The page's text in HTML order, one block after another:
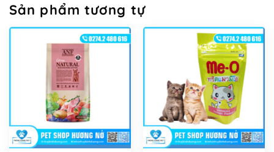
Sản phẩm tương tự